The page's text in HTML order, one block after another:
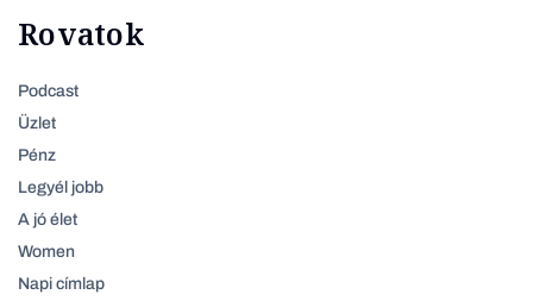
Rovatok
Podcast
Üzlet
Pénz
Legyél jobb
A jó élet
Women
Napi címlap